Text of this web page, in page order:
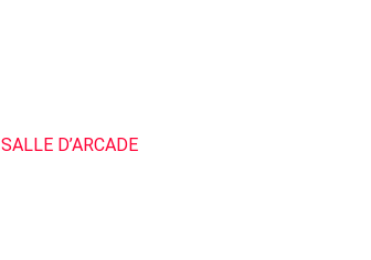
SALLE D’ARCADE